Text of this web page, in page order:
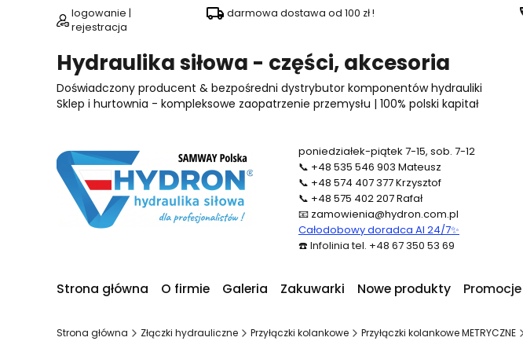
logowanie |
rejestracja
darmowa dostawa od 100 zł !
Hydraulika siłowa - części, akcesoria
Doświadczony producent & bezpośredni dystrybutor komponentów hydrauliki
Sklep i hurtownia - kompleksowe zaopatrzenie przemysłu | 100% polski kapitał
poniedziałek-piątek 7-15, sob. 7-12
📞 +48 535 546 903 Mateusz
📞 +48 574 407 377Krzysztof
📞 +48 575 402 207Rafał
📧 zamowienia@hydron.com.pl
Całodobowy doradca AI 24/7✨
☎️ Infolinia tel. +48 67 350 53 69
Strona główna O firmie Galeria Zakuwarki Nowe produkty Promocje
Strona główna Złączki hydrauliczne Przyłączki kolankowe Przyłączki kolankowe METRYCZNE